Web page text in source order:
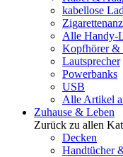
kabellose
Alle Handy-
Kopfhörer &
Lautsprecher
Powerbanks
USB
Alle Artikel
Zuhause & Leben
Zurück zu allen
Decken
Handtücher